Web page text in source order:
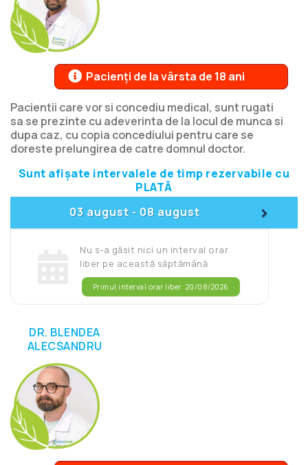
Pacienți de la vârsta de 18 ani
Pacientii care vor si concediu medical, sunt rugati
sa se prezinte cu adeverinta de la locul de munca si
dupa caz, cu copia concediului pentru care se
doreste prelungirea de catre domnul doctor.
Sunt afișate intervalele de timp rezervabile cu
PLATĂ
03 august- 08 august >
Nu s-a găsit nici un interval orar
liber pe această săptămână
Primul interval orar liber: 20/08/2026
DR. BLENDEA
ALECSANDRU